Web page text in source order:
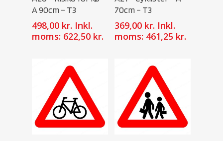
A 90cm – T3
498,00 kr. Inkl.
moms: 622,50 kr.
70cm – T3
369,00 kr. Inkl.
moms: 461,25 kr.